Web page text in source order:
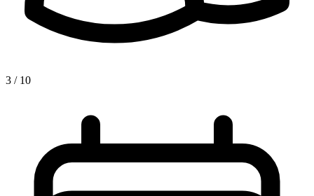
3 / 10